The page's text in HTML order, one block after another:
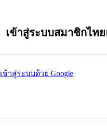
เข้าสู่ระบบสมาชิกไท
เข้าสู่ระบบด้วย Google